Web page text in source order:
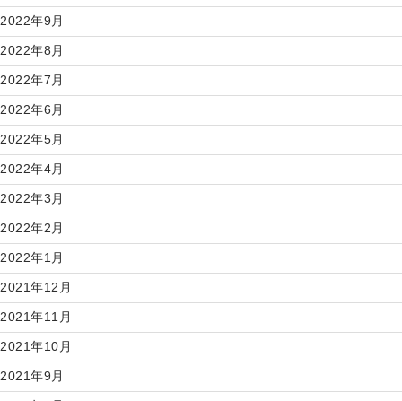
2022年9月
2022年8月
2022年7月
2022年6月
2022年5月
2022年4月
2022年3月
2022年2月
2022年1月
2021年12月
2021年11月
2021年10月
2021年9月